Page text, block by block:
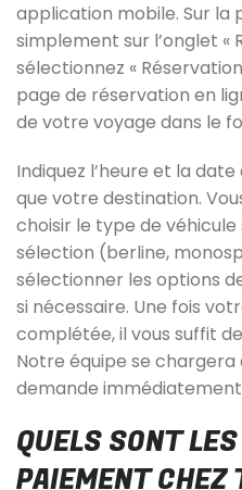
application mobile. Sur la
simplement sur l’onglet «
sélectionnez «
page de réservation en
de votre voyage dans le
Indiquez l’heure et la
que votre destination.
choisir le type de
sélection (berline,
sélectionner les options
si nécessaire. Une fois
complétée, il vous suffit
Notre équipe se
demande
QUELS SONT
PAIEMENT CHEZ